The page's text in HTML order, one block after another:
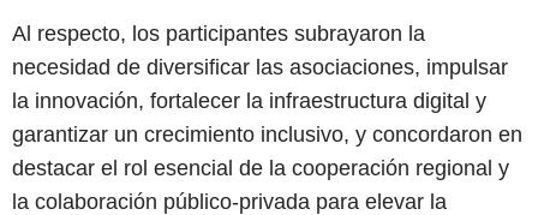
Al respecto, los participantes subrayaron la
necesidad de diversificar las asociaciones, impulsar
la innovación, fortalecer la infraestructura digital y
garantizar un crecimiento inclusivo, y concordaron en
destacar el rol esencial de la cooperación regional y
la colaboración público-privada para elevar la